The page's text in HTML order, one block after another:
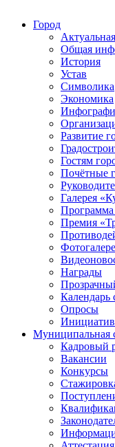
Город
Общая
История
Устав
Символика
Экономика
Развитие
Гостям
Почётные
Галерея
Премия
Награды
Календарь
Опросы
Муниципальная
Кадровый
Вакансии
Конкурсы